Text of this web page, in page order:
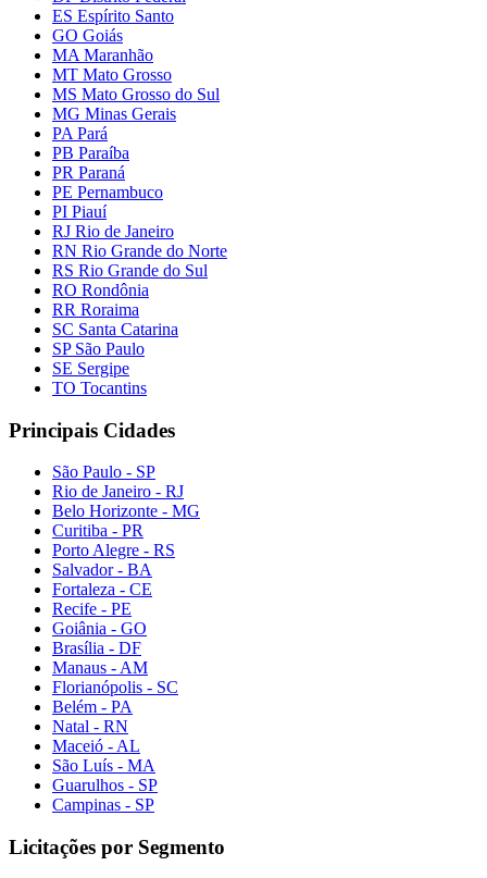
ES Espírito Santo
GO Goiás
MA Maranhão
MT Mato Grosso
MS Mato Grosso do Sul
MG Minas Gerais
PA Pará
PB Paraíba
PR Paraná
PE Pernambuco
PI Piauí
RJ Rio de Janeiro
RN Rio Grande do Norte
RS Rio Grande do Sul
RO Rondônia
RR Roraima
SC Santa Catarina
SP São Paulo
SE Sergipe
TO Tocantins
Principais Cidades
São Paulo - SP
Rio de Janeiro - RJ
Belo Horizonte - MG
Curitiba - PR
Porto Alegre - RS
Salvador - BA
Fortaleza - CE
Recife - PE
Goiânia - GO
Brasília - DF
Manaus - AM
Florianópolis - SC
Belém - PA
Natal - RN
Maceió - AL
São Luís - MA
Guarulhos - SP
Campinas - SP
Licitações por Segmento